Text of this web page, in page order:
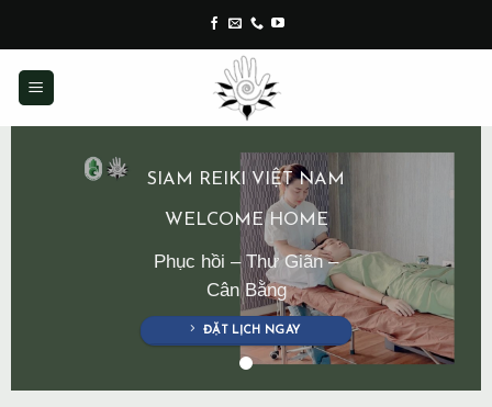
content
SIAM REIKI VIỆT NAM
WELCOME HOME
Phục hồi – Thư Giãn –
Cân Bằng
ĐẶT LỊCH NGAY